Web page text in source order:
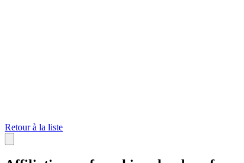
Retour à la liste